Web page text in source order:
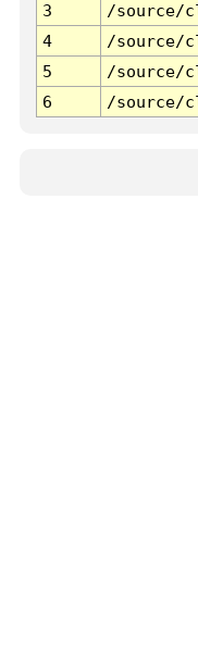
3
/source/
4
/source/
5
/source/
6
/source/